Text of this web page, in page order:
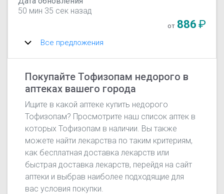
50 мин 35 сек назад
от 886₽
Все предложения
Покупайте Тофизопам недорого в
аптеках вашего города
Ищите в какой аптеке купить недорого
Тофизопам? Просмотрите наш список аптек в
которых Тофизопам в наличии. Вы также
можете найти лекарства по таким критериям,
как бесплатная доставка лекарств или
быстрая доставка лекарств, перейдя на сайт
аптеки и выбрав наиболее подходящие для
вас условия покупки.